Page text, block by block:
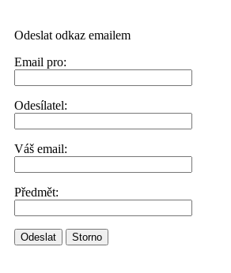
Odeslat odkaz emailem
Email pro:
Odesílatel:
Váš email:
Předmět:
Odeslat Storno